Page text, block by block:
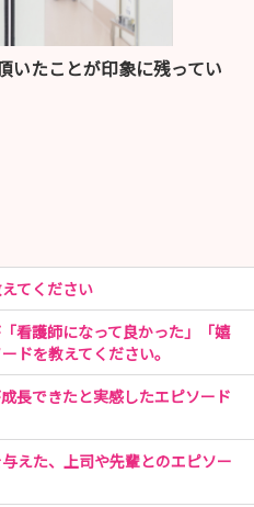
よう🏥
✨
れるチャンス！
し放題👀💬希望日程を教え
よう🩺
＋病院見学会に参加しよう
予定です🍁
よう🎵
📣✨
向けイベントに参加しよう
いたことが印象に残ってい
てください
看護師になって良かった」「嬉
ドを教えてください。
長できたと実感したエピソード
えた、上司や先輩とのエピソー